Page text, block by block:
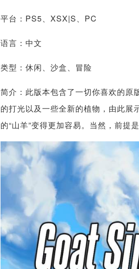
平台：PS5、XSX|S、PC
语言：中文
类型：休闲、沙盒、冒险
简介：此版本包含了一切你喜欢的原
的打光以及一些全新的植物，由此展
的“山羊”变得更加容易。当然，前提